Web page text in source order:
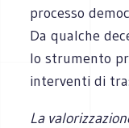
processo
Da qualche
lo strumento
interventi di
La